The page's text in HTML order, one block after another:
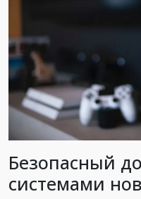
Безопасный
системами